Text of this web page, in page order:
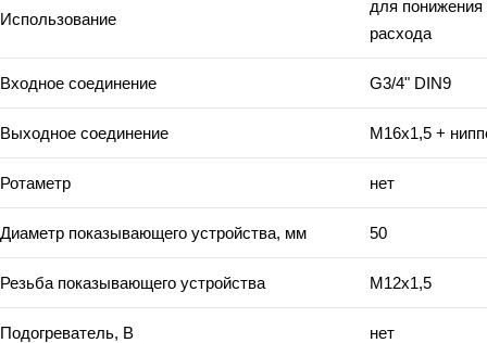
Использование
для
расхода
Входное соединение G3/4" DIN9
Выходное соединение М16х1,5 +
Ротаметр нет
Диаметр показывающего устройства, мм 50
Резьба показывающего устройства М12х1,5
Подогреватель, В нет